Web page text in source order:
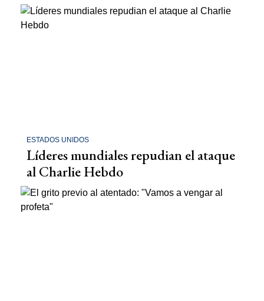
ESTADOS UNIDOS
Líderes mundiales repudian el ataque
al Charlie Hebdo